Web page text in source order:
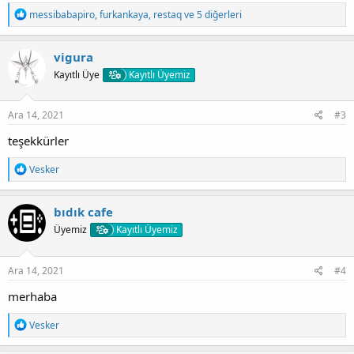
T
e
p
k
i
r
:
messibabapiro,furkankaya, restaqve 5 diğerleri
vigura
Kayıtlı Üye Kayıtlı Üyemiz
Ara 14, 2021 #3
teşekkürler
T
e
p
k
i
l
e
r
:
Vesker
bıdık cafe
Üyemiz Kayıtlı Üyemiz
Ara 14, 2021 #4
merhaba
T
e
p
Vesker